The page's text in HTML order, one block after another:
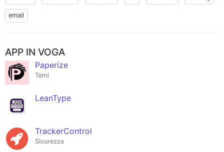
email
APP IN VOGA
Paperize
Temi
LeanType
TrackerControl
Sicurezza